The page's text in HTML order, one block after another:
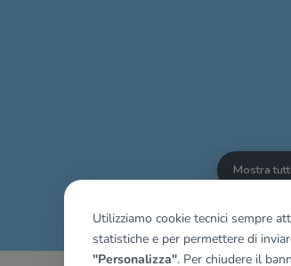
Mostra
Utilizziamo cookie tecnici sempre
statistiche e per permettere di
"Personalizza". Per chiudere il